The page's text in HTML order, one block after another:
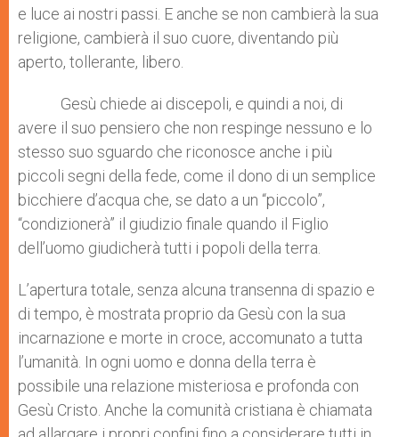
e luce ai nostri passi. E anche se non cambierà la sua
religione, cambierà il suo cuore, diventando più
aperto, tollerante, libero.
Gesù chiede ai discepoli, e quindi a noi, di
avere il suo pensiero che non respinge nessuno e lo
stesso suo sguardo che riconosce anche i più
piccoli segni della fede, come il dono di un semplice
bicchiere d’acqua che, se dato a un “piccolo”,
“condizionerà” il giudizio finale quando il Figlio
dell’uomo giudicherà tutti i popoli della terra.
L’apertura totale, senza alcuna transenna di spazio e
di tempo, è mostrata proprio da Gesù con la sua
incarnazione e morte in croce, accomunato a tutta
l’umanità. In ogni uomo e donna della terra è
possibile una relazione misteriosa e profonda con
Gesù Cristo. Anche la comunità cristiana è chiamata